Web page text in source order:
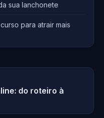
sua lanchonete
para atrair mais
do roteiro à